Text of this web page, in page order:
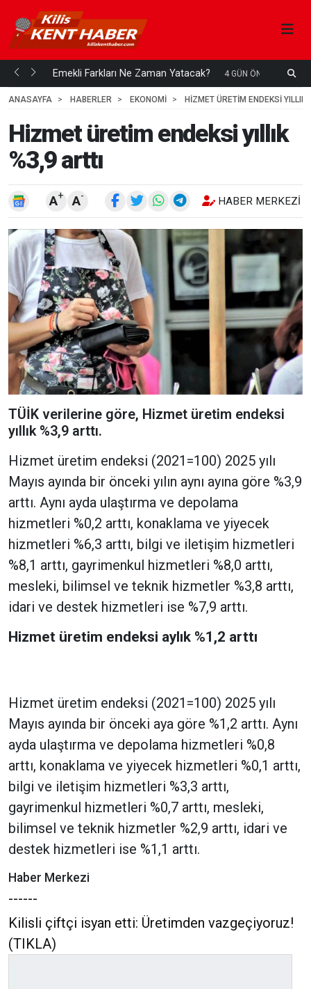
mi... Emekli Farkları Ne Zaman Yatacak? 4 GÜN ÖNCE
ANASAYFA
HABERLER EKONOMİ HIZMET ÜRETIM ENDEKSI YILLIK
Hizmet üretim endeksi yıllık
%3,9 arttı
A+ A- HABER MERKEZI
TÜİK verilerine göre, Hizmet üretim endeksi
yıllık %3,9 arttı.
Hizmet üretim endeksi (2021=100) 2025 yılı
Mayıs ayında bir önceki yılın aynı ayına göre %3,9
arttı. Aynı ayda ulaştırma ve depolama
hizmetleri %0,2 arttı, konaklama ve yiyecek
hizmetleri %6,3 arttı, bilgi ve iletişim hizmetleri
%8,1 arttı, gayrimenkul hizmetleri %8,0 arttı,
mesleki, bilimsel ve teknik hizmetler %3,8 arttı,
idari ve destek hizmetleri ise %7,9 arttı.
Hizmet üretim endeksi aylık %1,2 arttı
Hizmet üretim endeksi (2021=100) 2025 yılı
Mayıs ayında bir önceki aya göre %1,2 arttı. Aynı
ayda ulaştırma ve depolama hizmetleri %0,8
arttı, konaklama ve yiyecek hizmetleri %0,1 arttı,
bilgi ve iletişim hizmetleri %3,3 arttı,
gayrimenkul hizmetleri %0,7 arttı, mesleki,
bilimsel ve teknik hizmetler %2,9 arttı, idari ve
destek hizmetleri ise %1,1 arttı.
Haber Merkezi
------
Kilisli çiftçi isyan etti: Üretimden vazgeçiyoruz!
(TIKLA)